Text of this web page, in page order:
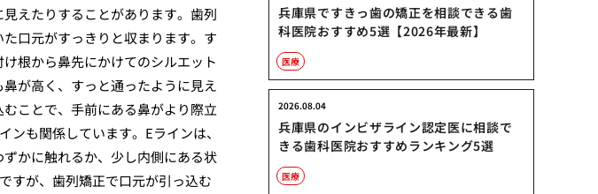
えたりすることがあります。歯列
口元がすっきりと収まります。す
根から鼻先にかけてのシルエット
が高く、すっと通ったように見え
ことで、手前にある鼻がより際立
も関係しています。Eラインは、
かに触れるか、少し内側にある状
すが、歯列矯正で口元が引っ込む
兵庫県ですきっ歯の矯正を相談できる歯
科医院おすすめ5選【2026年最新】
医療
兵庫県のインビザライン認定医に相談で
きる歯科医院おすすめランキング5選
2026.08.04
医療